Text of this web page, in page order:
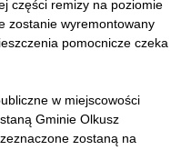
części remizy na poziomie
zostanie wyremontowany
pomocnicze czeka
w miejscowości
Gminie Olkusz
zostaną na